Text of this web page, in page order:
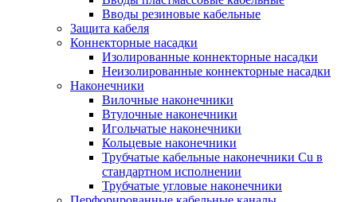
Вводы резиновые кабельные
Защита кабеля
Коннекторные насадки
Изолированные коннекторные насадки
Неизолированные коннекторные насадки
Наконечники
Вилочные наконечники
Втулочные наконечники
Игольчатые наконечники
Кольцевые наконечники
Трубчатые кабельные наконечники Cu в
стандартном исполнении
Трубчатые угловые наконечники